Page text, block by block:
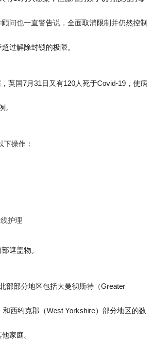
问也一直警告说，全面取消限制并仍然控制
过解除封锁的极限。
英国7月31日又有120人死于Covid-19，使病
。
下操作：
护理
遮盖物。
部部分地区包括大曼彻斯特（Greater
西约克郡（West Yorkshire）部分地区的数
家庭。